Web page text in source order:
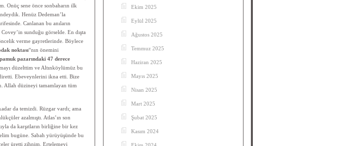
Onüç sene önce sonbaharın ilk
Henüz Dedeman’la
Canlanan bu anıların
sunduğu görselde. En dışta
verme gayretlerinde. Böylece
noktası“nın önemini
pazarındaki 47 derece
düzelttim ve Altınköylümüz bu
Ebeveynlerini ikna etti. Bize
Allah düzineyi tamamlayan tüm
da temizdi. Rüzgar vardı; ama
azalmıştı. Atlas’ın son
da karşıtların birliğine bir kez
bugüne. Sabah yürüyüşünde bu
üretti zihnim. Ertelemeyi
Ekim 2025
Eylül 2025
Ağustos 2025
Temmuz 2025
Haziran 2025
Mayıs 2025
Nisan 2025
Mart 2025
Şubat 2025
Kasım 2024